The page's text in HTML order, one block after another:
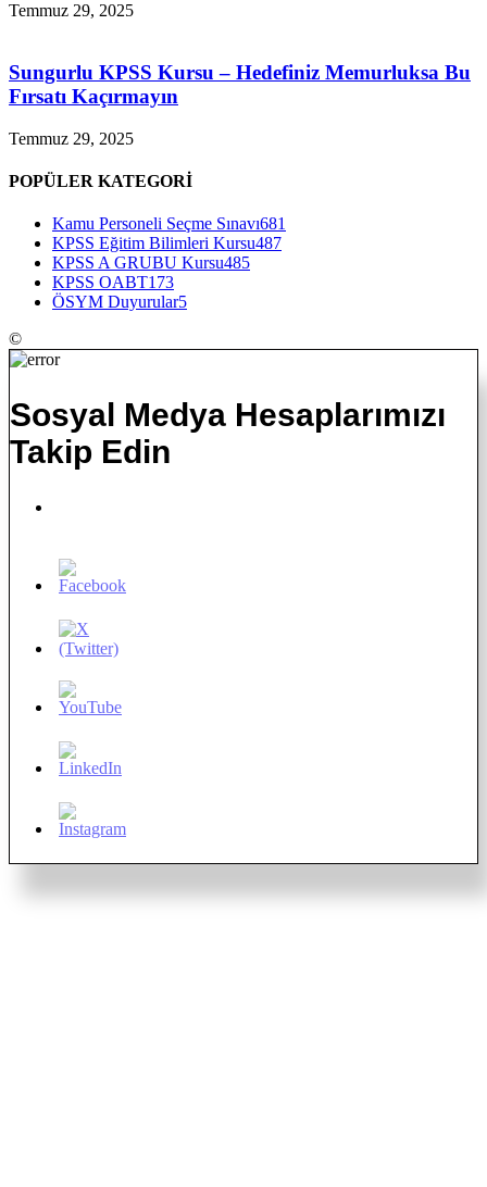
Temmuz 29, 2025
Sungurlu KPSS Kursu – Hedefiniz Memurluksa Bu
Fırsatı Kaçırmayın
Temmuz 29, 2025
POPÜLER KATEGORİ
Kamu Personeli Seçme Sınavı681
KPSS Eğitim Bilimleri Kursu487
KPSS A GRUBU Kursu485
KPSS OABT173
ÖSYM Duyurular5
©
Sosyal Medya Hesaplarımızı
Takip Edin